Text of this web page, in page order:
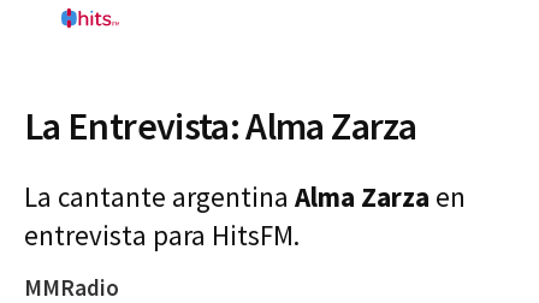
La Entrevista: Alma Zarza
La cantante argentina Alma Zarza en
entrevista para HitsFM.
MMRadio